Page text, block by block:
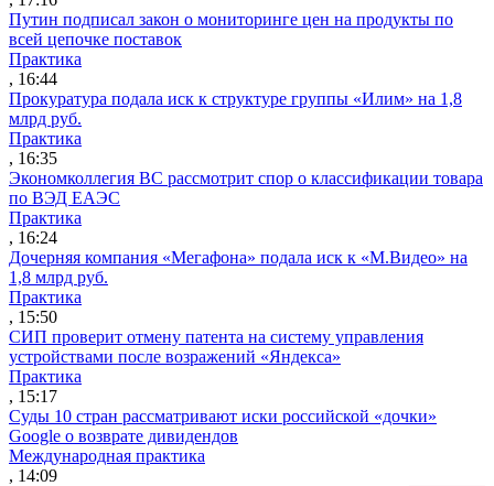
Путин подписал закон о мониторинге цен на продукты по
всей цепочке поставок
Практика
, 16:44
Прокуратура подала иск к структуре группы «Илим» на 1,8
млрд руб.
Практика
, 16:35
Экономколлегия ВС рассмотрит спор о классификации товара
по ВЭД ЕАЭС
Практика
, 16:24
Дочерняя компания «Мегафона» подала иск к «М.Видео» на
1,8 млрд руб.
Практика
, 15:50
СИП проверит отмену патента на систему управления
устройствами после возражений «Яндекса»
Практика
, 15:17
Суды 10 стран рассматривают иски российской «дочки»
Google о возврате дивидендов
Международная практика
, 14:09